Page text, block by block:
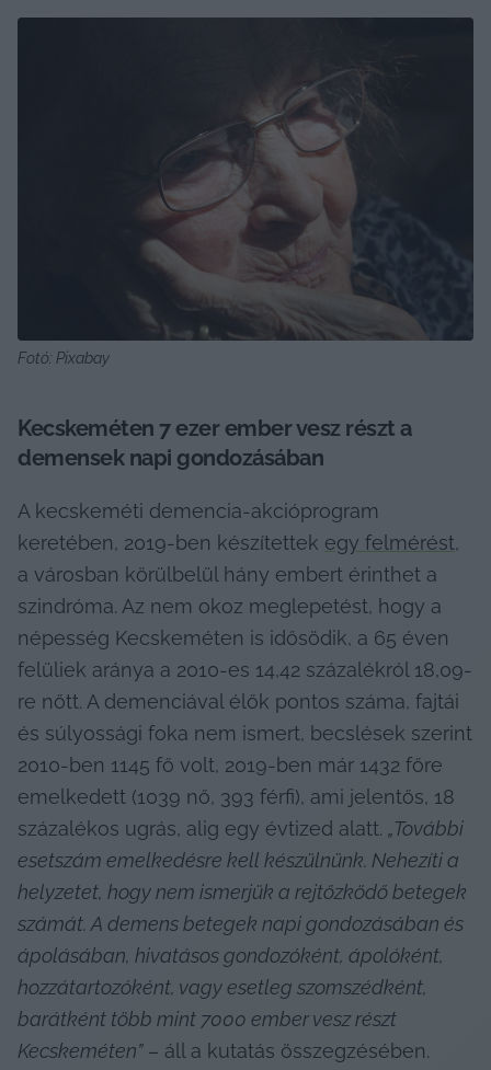
Fotó: Pixabay
Kecskeméten 7 ezer ember vesz részt a
demensek napi gondozásában
A kecskeméti demencia-akció­program
keretében, 2019-ben készítettek egy felmérést,
a városban körülbelül hány embert érinthet a
szindróma. Az nem okoz meglepetést, hogy a
népesség Kecskeméten is idősödik, a 65 éven
felüliek aránya a 2010-es 14,42 százalékról 18,09-
re nőtt. A demenciával élők pontos száma, fajtái
és súlyossági foka nem ismert, becslések szerint
2010-ben 1145 fő volt, 2019-ben már 1432 főre
emelkedett (1039 nő, 393 férfi), ami jelentős, 18
százalékos ugrás, alig egy évtized alatt. „További
esetszám emelkedésre kell készülnünk. Nehezíti a
helyzetet, hogy nem ismerjük a rejtőzködő betegek
számát. A demens betegek napi gondozásában és
ápolásában, hivatásos gondozóként, ápolóként,
hozzátartozóként, vagy esetleg szomszédként,
barátként több mint 7000 ember vesz részt
Kecskeméten” – áll a kutatás összegzésében.